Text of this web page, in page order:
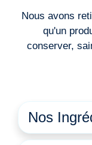
Nous avons
qu'un
conserver,
Nos